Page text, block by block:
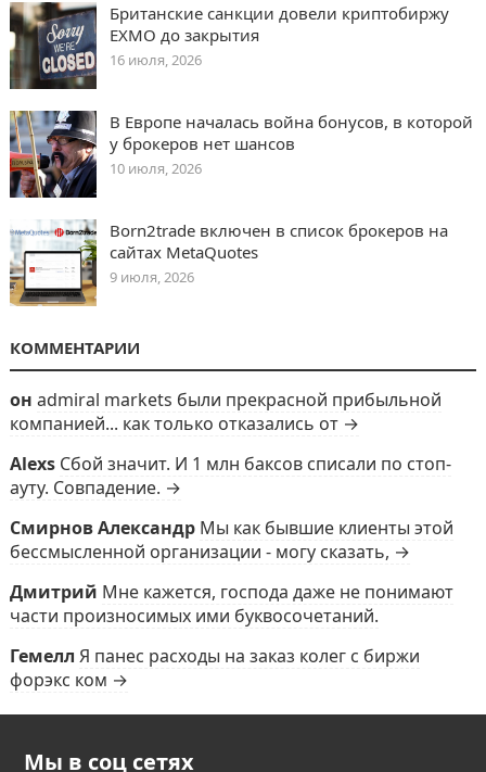
Британские санкции довели криптобиржу
EXMO до закрытия
16 июля, 2026
В Европе началась война бонусов, в которой
у брокеров нет шансов
10 июля, 2026
Born2trade включен в список брокеров на
сайтах MetaQuotes
9 июля, 2026
КОММЕНТАРИИ
он admiral markets были прекрасной прибыльной
компанией... как только отказались от →
Alexs Сбой значит. И 1 млн баксов списали по стоп-
ауту. Совпадение. →
Смирнов Александр Мы как бывшие клиенты этой
бессмысленной организации - могу сказать, →
Дмитрий Мне кажется, господа даже не понимают
части произносимых ими буквосочетаний.
Гемелл Я панес расходы на заказ колег с биржи
форэкс ком →
Мы в соц сетях